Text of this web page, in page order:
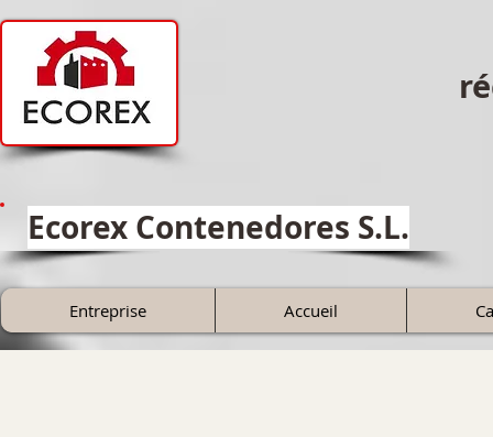
Ecorex Contenedores S.L.
Entreprise Accueil